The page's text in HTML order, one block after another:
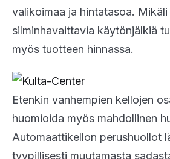
valikoimaa ja hintatasoa.
silminhavaittavia käytönjälkiä
myös tuotteen hinnassa.
Etenkin vanhempien kellojen
huomioida myös mahdollinen
Automaattikellon perushuollot
tyypillisesti muutamasta